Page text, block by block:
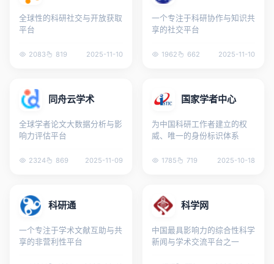
全球性的科研社交与开放获取
平台
2083 819 2025-11-10
一个专注于科研协作与知识共
享的社交平台
1962 662 2025-11-10
同舟云学术
全球学者论文大数据分析与影
响力评估平台
2324 869 2025-11-09
国家学者中心
为中国科研工作者建立的权
威、唯一的身份标识体系
1785 719 2025-10-18
科研通
一个专注于学术文献互助与共
享的非营利性平台
科学网
中国最具影响力的综合性科学
新闻与学术交流平台之一